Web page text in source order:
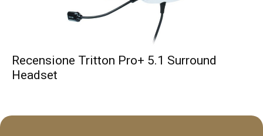
Recensione Tritton Pro+ 5.1 Surround
Headset